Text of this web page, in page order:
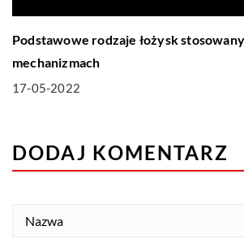
Podstawowe rodzaje łożysk
mechanizmach
17-05-2022
DODAJ KOMENTARZ